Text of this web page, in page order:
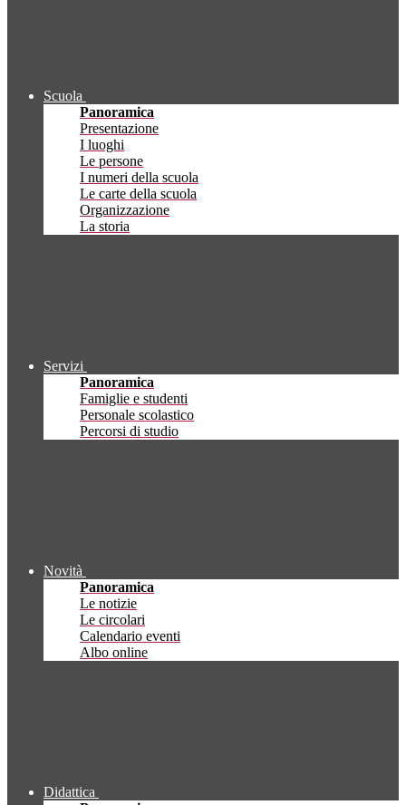
Scuola
Panoramica
Presentazione
I luoghi
Le persone
I numeri della scuola
Le carte della scuola
Organizzazione
La storia
Servizi
Panoramica
Famiglie e studenti
Personale scolastico
Percorsi di studio
Novità
Panoramica
Le notizie
Le circolari
Calendario eventi
Albo online
Didattica